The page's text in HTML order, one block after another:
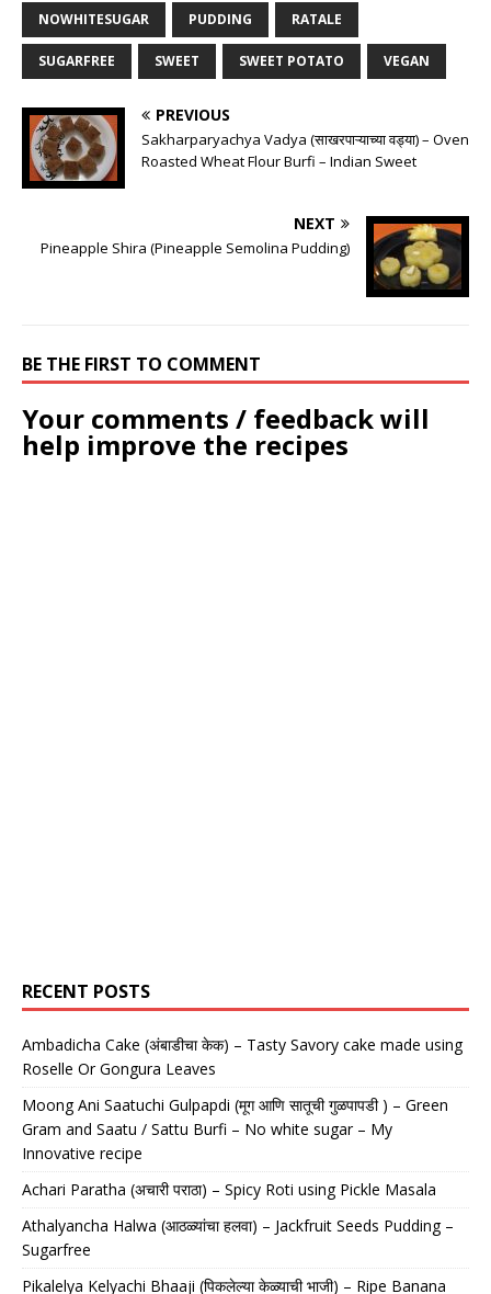
NOWHITESUGAR PUDDING RATALE
SUGARFREE SWEET SWEET POTATO VEGAN
PREVIOUS
Sakharparyachya Vadya (साखरपाऱ्याच्या वड्या) – Oven
Roasted Wheat Flour Burfi – Indian Sweet
NEXT
Pineapple Shira (Pineapple Semolina Pudding)
BE THE FIRST TO COMMENT
Your comments / feedback will
help improve the recipes
RECENT POSTS
Ambadicha Cake (अंबाडीचा केक) – Tasty Savory cake made using
Roselle Or Gongura Leaves
Moong Ani Saatuchi Gulpapdi (मूग आणि सातूची गुळपापडी ) – Green
Gram and Saatu / Sattu Burfi – No white sugar – My
Innovative recipe
Achari Paratha (अचारी पराठा) – Spicy Roti using Pickle Masala
Athalyancha Halwa (आठळ्यांचा हलवा) – Jackfruit Seeds Pudding –
Sugarfree
Pikalelya Kelyachi Bhaaji (पिकलेल्या केळ्याची भाजी) – Ripe Banana